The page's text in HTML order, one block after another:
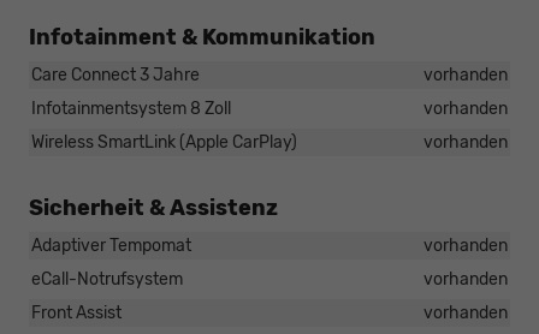
Infotainment & Kommunikation
Care Connect 3 Jahre
vorhanden
Infotainmentsystem 8 Zoll
vorhanden
Wireless SmartLink (Apple CarPlay)
vorhanden
Sicherheit & Assistenz
Adaptiver Tempomat
vorhanden
eCall-Notrufsystem
vorhanden
Front Assist
vorhanden